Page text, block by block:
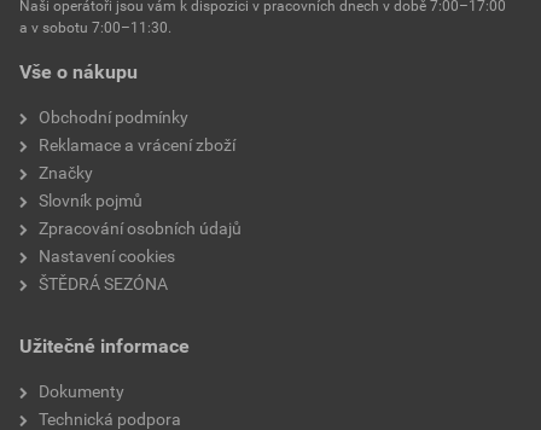
Environmentální prohlášení výrobku
Stáhnout
Velikost
teplota zpracování
hmotnost
typ výrobku
faktor difuzního odporu
materiálová báze
Vše o nákupu
Obchodní podmínky
Reklamace a vrácení zboží
Značky
Slovník pojmů
Zpracování osobních údajů
Nastavení cookies
ŠTĚDRÁ SEZÓNA
Užitečné informace
Dokumenty
Technická podpora
Naši operátoři jsou vám k dispozici v pracovních dnech v době 7:00–17:00
a v sobotu 7:00–11:30.